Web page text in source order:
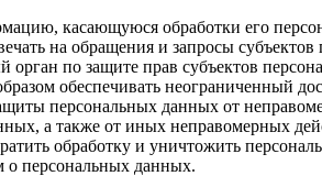
касающуюся обработки его
на обращения и запросы
по защите прав субъектов
обеспечивать неограниченный
персональных данных от
а также от иных неправомерных
обработку и уничтожить
о персональных данных.